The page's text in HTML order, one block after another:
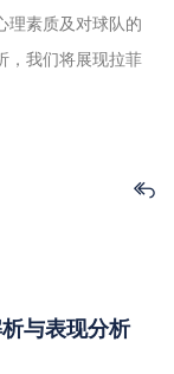
理素质及对球队的
，我们将展现拉菲
与表现分析